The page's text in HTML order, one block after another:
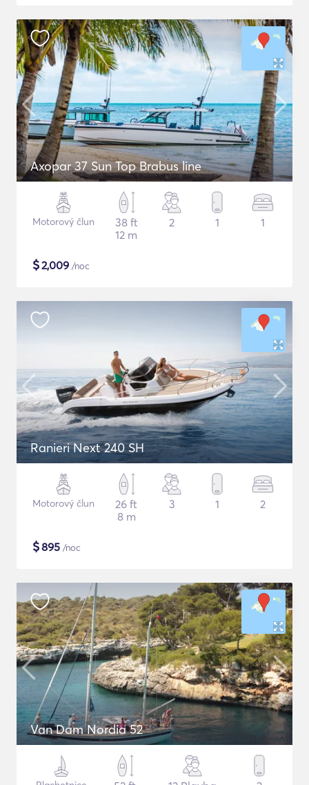
Axopar 37 Sun Top Brabus line
Motorový člun
38 ft
12 m
2 1 1
$2,009 /noc
Ranieri Next 240 SH
Motorový člun
26 ft
8 m
3 1 2
$895 /noc
Van Dam Nordia 52